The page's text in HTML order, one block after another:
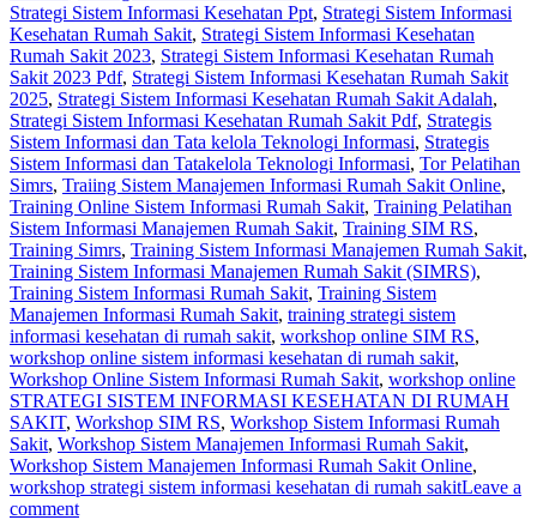
Strategi Sistem Informasi Kesehatan Ppt, Strategi Sistem Informasi
Kesehatan Rumah Sakit, Strategi Sistem Informasi Kesehatan
Rumah Sakit 2023, Strategi Sistem Informasi Kesehatan Rumah
Sakit 2023 Pdf, Strategi Sistem Informasi Kesehatan Rumah Sakit
2025, Strategi Sistem Informasi Kesehatan Rumah Sakit Adalah,
Strategi Sistem Informasi Kesehatan Rumah Sakit Pdf, Strategis
Sistem Informasi dan Tata kelola Teknologi Informasi, Strategis
Sistem Informasi dan Tatakelola Teknologi Informasi, Tor Pelatihan
Simrs, Traiing Sistem Manajemen Informasi Rumah Sakit Online,
Training Online Sistem Informasi Rumah Sakit, Training Pelatihan
Sistem Informasi Manajemen Rumah Sakit, Training SIM RS,
Training Simrs, Training Sistem Informasi Manajemen Rumah Sakit,
Training Sistem Informasi Manajemen Rumah Sakit (SIMRS),
Training Sistem Informasi Rumah Sakit, Training Sistem
Manajemen Informasi Rumah Sakit, training strategi sistem
informasi kesehatan di rumah sakit, workshop online SIM RS,
workshop online sistem informasi kesehatan di rumah sakit,
Workshop Online Sistem Informasi Rumah Sakit, workshop online
STRATEGI SISTEM INFORMASI KESEHATAN DI RUMAH
SAKIT, Workshop SIM RS, Workshop Sistem Informasi Rumah
Sakit, Workshop Sistem Manajemen Informasi Rumah Sakit,
Workshop Sistem Manajemen Informasi Rumah Sakit Online,
workshop strategi sistem informasi kesehatan di rumah sakitLeave a
comment